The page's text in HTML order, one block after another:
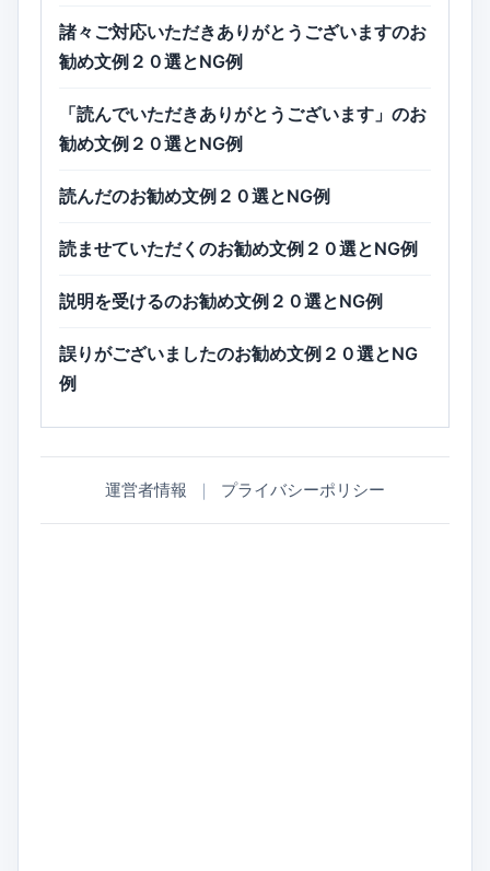
諸々ご対応いただきありがとうございますのお
勧め文例２０選とNG例
「読んでいただきありがとうございます」のお
勧め文例２０選とNG例
読んだのお勧め文例２０選とNG例
読ませていただくのお勧め文例２０選とNG例
説明を受けるのお勧め文例２０選とNG例
誤りがございましたのお勧め文例２０選とNG
例
運営者情報 ｜ プライバシーポリシー